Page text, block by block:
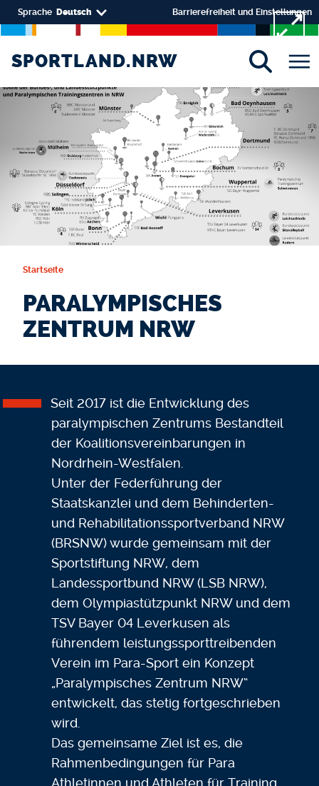
Direkt zum Inhalt
Select your language
Sprache Deutsch Barrierefreiheit und Einstellungen
SPORTLAND.NRW
SPORTLAND.NRW
Startseite
PARALYMPISCHES
ZENTRUM NRW
Seit 2017 ist die Entwicklung des
paralympischen Zentrums Bestandteil
der Koalitionsvereinbarungen in
Nordrhein-Westfalen.
Unter der Federführung der
Staatskanzlei und dem Behinderten-
und Rehabilitationssportverband NRW
(BRSNW) wurde gemeinsam mit der
Sportstiftung NRW, dem
Landessportbund NRW (LSB NRW),
dem Olympiastützpunkt NRW und dem
TSV Bayer 04 Leverkusen als
führendem leistungssporttreibenden
Verein im Para-Sport ein Konzept
„Paralympisches Zentrum NRW“
entwickelt, das stetig fortgeschrieben
wird.
Das gemeinsame Ziel ist es, die
Rahmenbedingungen für Para
Athletinnen und Athleten für Training,